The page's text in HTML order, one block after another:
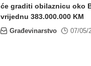
će graditi obilaznicu oko
vrijednu 383.000.000 KM
Građevinarstvo 07/05/